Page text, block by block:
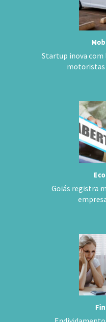
Startup inova com
Goiás registra